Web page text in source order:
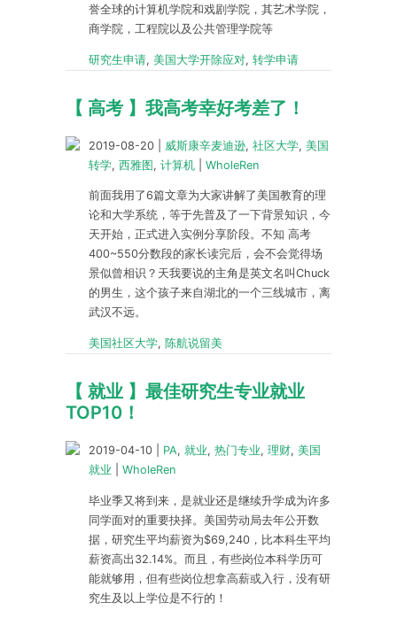
誉全球的计算机学院和戏剧学院，其艺术学院，
商学院，工程院以及公共管理学院等
研究生申请, 美国大学开除应对, 转学申请
【 高考 】我高考幸好考差了！
2019-08-20 威斯康辛麦迪逊, 社区大学, 美国
转学, 西雅图, 计算机 WholeRen
前面我用了6篇文章为大家讲解了美国教育的理
论和大学系统，等于先普及了一下背景知识，今
天开始，正式进入实例分享阶段。不知 高考
400~550分数段的家长读完后，会不会觉得场
景似曾相识？天我要说的主角是英文名叫Chuck
的男生，这个孩子来自湖北的一个三线城市，离
武汉不远。
美国社区大学, 陈航说留美
【 就业 】最佳研究生专业就业
TOP10！
2019-04-10 PA, 就业, 热门专业, 理财, 美国
就业
WholeRen
毕业季又将到来，是就业还是继续升学成为许多
同学面对的重要抉择。美国劳动局去年公开数
据，研究生平均薪资为$69,240，比本科生平均
薪资高出32.14%。而且，有些岗位本科学历可
能就够用，但有些岗位想拿高薪或入行，没有研
究生及以上学位是不行的！